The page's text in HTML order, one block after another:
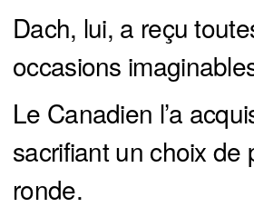
Dach, lui, a reçu
occasions
Le Canadien l’a
sacrifiant un choix de
ronde.